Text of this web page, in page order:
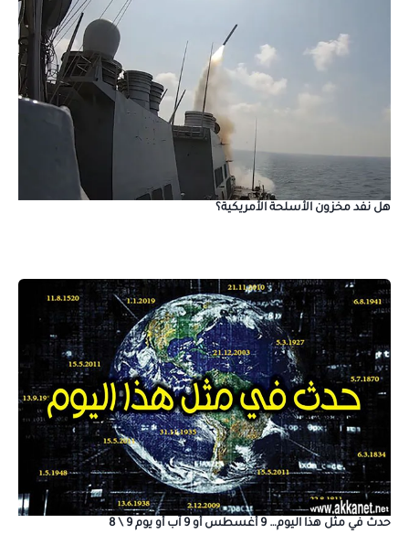
هل نفد مخزون الأسلحة الأمريكية؟
حدث في مثل هذا اليوم… 9 أغسطس أو 9 آب أو يوم 9 \ 8